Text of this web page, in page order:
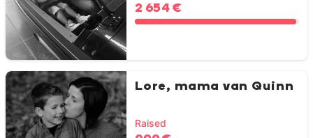
2 654 €
Lore, mama van Quinn
Raised